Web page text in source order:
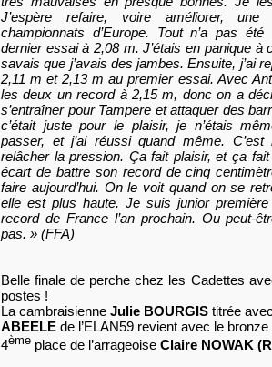
J’espère refaire, voire améliorer,
championnats d’Europe. Tout n’a pas
dernier essai à 2,08 m. J’étais en panique
savais que j’avais des jambes. Ensuite, j’ai
2,11 m et 2,13 m au premier essai. Avec
les deux un record à 2,15 m, donc on a
s’entraîner pour Tampere et attaquer des
c’était juste pour le plaisir, je n’étais
passer, et j’ai réussi quand même.
relâcher la pression. Ça fait plaisir, et ça
écart de battre son record de cinq
faire aujourd’hui. On le voit quand on se
elle est plus haute. Je suis junior première
record de France l’an prochain. Ou peut-
pas. » (FFA)
Belle finale de perche chez les Cadettes
postes !
La cambraisienne Julie BOURGIS titrée
ABEELE de l’ELAN59 revient avec le
4ème place de l’arrageoise Claire NOWAK